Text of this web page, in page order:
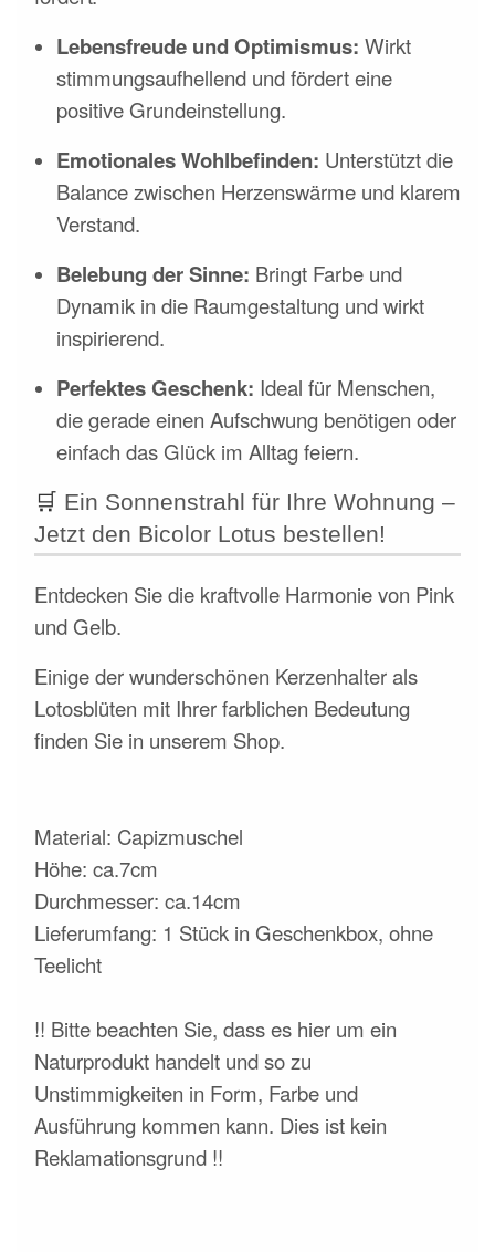
Lebensfreude und Optimismus: Wirkt
stimmungsaufhellend und fördert eine
positive Grundeinstellung.
Emotionales Wohlbefinden: Unterstützt die
Balance zwischen Herzenswärme und klarem
Verstand.
Belebung der Sinne: Bringt Farbe und
Dynamik in die Raumgestaltung und wirkt
inspirierend.
Perfektes Geschenk: Ideal für Menschen,
die gerade einen Aufschwung benötigen oder
einfach das Glück im Alltag feiern.
🛒 Ein Sonnenstrahl für Ihre Wohnung –
Jetzt den Bicolor Lotus bestellen!
Entdecken Sie die kraftvolle Harmonie von Pink
und Gelb.
Einige der wunderschönen Kerzenhalter als
Lotosblüten mit Ihrer farblichen Bedeutung
finden Sie in unserem Shop.
Material: Capizmuschel
Höhe: ca.7cm
Durchmesser: ca.14cm
Lieferumfang: 1 Stück in Geschenkbox, ohne
Teelicht
!! Bitte beachten Sie, dass es hier um ein
Naturprodukt handelt und so zu
Unstimmigkeiten in Form, Farbe und
Ausführung kommen kann. Dies ist kein
Reklamationsgrund !!